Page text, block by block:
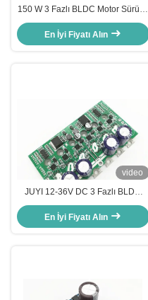
150 W 3 Fazlı BLDC Motor Sürücü
Kartı Sensörsüz DC Motor Için
JYQD-V8.8D
En İyi Fiyatı Alın
video
JUYI 12-36V DC 3 Fazlı BLDC
Tekerlekli Sandalye / Elektrikli
Skateboard Motor Denetleyicisi
için Motor Sürücüsü
En İyi Fiyatı Alın